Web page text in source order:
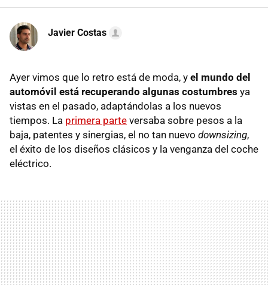
Javier Costas
Ayer vimos que lo retro está de moda, y el mundo del
automóvil está recuperando algunas costumbres ya
vistas en el pasado, adaptándolas a los nuevos
tiempos. La primera parte versaba sobre pesos a la
baja, patentes y sinergias, el no tan nuevo downsizing,
el éxito de los diseños clásicos y la venganza del coche
eléctrico.